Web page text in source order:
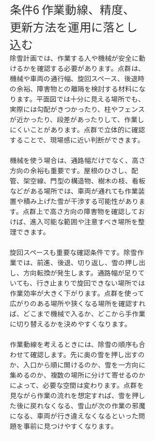
条件6 作業動線、精度、
更新方法を運用に落とし
込む
除雪計画では、作業する人や機械が安全に動
けるかを確認する必要があります。点群は、
機械や車両の通行幅、旋回スペース、後退時
の余裕、障害物との離隔を検討する材料にな
ります。平面図では十分に見える場所でも、
実際には勾配がきつかったり、柱やフェンス
が近かったり、段差があったりして、作業し
にくいことがあります。点群で立体的に確認
することで、現場感に近い判断ができます。
機械を使う場合は、通路幅だけでなく、高さ
方向の余裕も重要です。屋根のひさし、配
管、架空線、門型の構造物、樹木の枝、看板
などがある場所では、車両が通れても作業装
置や積み上げた雪が干渉する可能性がありま
す。点群上で高さ方向の障害物を確認してお
けば、進入可能な範囲や注意すべき場所を整
理できます。
旋回スペースも重要な確認条件です。除雪作
業では、前進、後退、切り返し、雪の押し出
し、方向転換が発生します。通路幅が足りて
いても、行き止まりで旋回できない場所では
作業効率が大きく下がります。点群を使って
広がりのある場所や狭くなる場所を確認すれ
ば、どこまで機械で入るか、どこから手作業
に切り替えるかを決めやすくなります。
作業動線を考えるときには、除雪の順序も合
わせて確認します。先に奥の雪を押し出すの
か、入口から順に開けるのか、雪を一方向に
集めるのか、複数の場所に分けて寄せるのか
によって、必要な空間は変わります。点群を
見ながら作業の流れを想定すれば、雪を押し
た後に戻れなくなる、雪山が次の作業の邪魔
になる、車両が行き違えなくなるといった問
題を事前に見つけやすくなります。